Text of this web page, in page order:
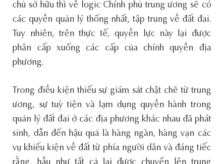
chủ sở hữu thì về logic Chính phủ trung ương sẽ có
các quyền quản lý thống nhất, tập trung về đất đai.
Tuy nhiên, trên thực tế, quyền lực này lại được
phân cấp xuống các cấp của chính quyền địa
phương.
Trong điều kiện thiếu sự giám sát chặt chẽ từ trung
ương, sự tuỳ tiện và lạm dụng quyền hành trong
quản lý đất đai ở các địa phương khác nhau đã phát
sinh, dẫn đến hậu quả là hàng ngàn, hàng vạn các
vụ khiếu kiện về đất từ phía người dân và đáng tiếc